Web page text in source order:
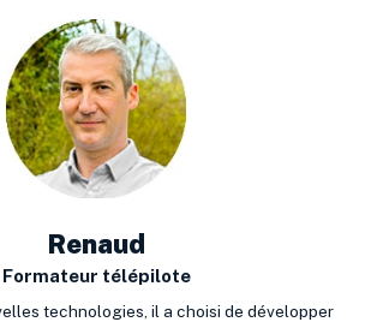
Renaud
Formateur télépilote
technologies, il a choisi de développer